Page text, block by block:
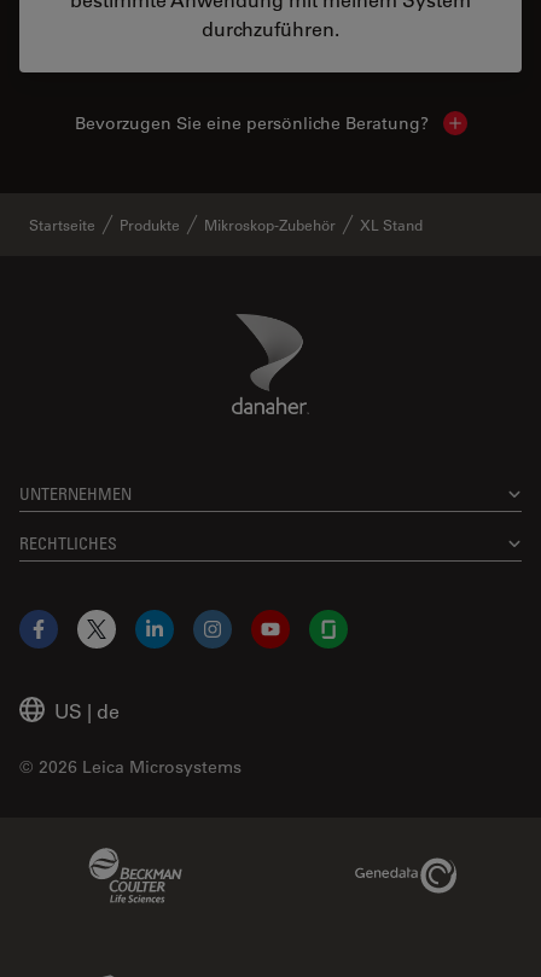
durchzuführen.
Bevorzugen Sie eine persönliche Beratung? Show
Startseite Produkte Mikroskop-Zubehör XL Stand
Danaher Logo
UNTERNEHMEN
RECHTLICHES
US | de
© 2026 Leica Microsystems
Facebook
X LinkedInInstagramYouTubeGlassdoor
Genedata Link